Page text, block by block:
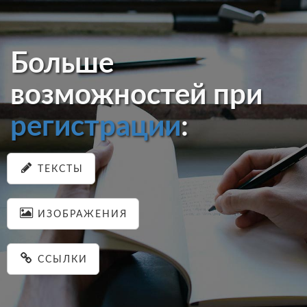
Больше
возможностей при
регистрации:
ТЕКСТЫ
ИЗОБРАЖЕНИЯ
ССЫЛКИ